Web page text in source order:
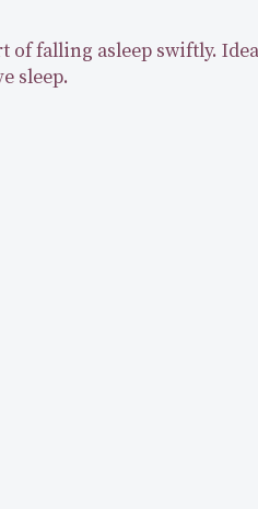
of falling asleep swiftly.
sleep.